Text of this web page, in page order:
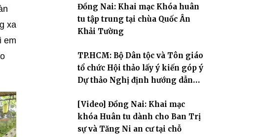
xa
em
giáo toàn quốc lần thứ X, nhiệm kỳ 2026-2031.
Đồng Nai: Khai mạc Khóa huân
tu tập trung tại chùa Quốc Ân
Khải Tường
TP.HCM: Bộ Dân tộc và Tôn giáo
tổ chức Hội thảo lấy ý kiến góp ý
Dự thảo Nghị định hướng dẫn
giáo
[Video] Đồng Nai: Khai mạc
khóa Huân tu dành cho Ban Trị
sự và Tăng Ni an cư tại chỗ